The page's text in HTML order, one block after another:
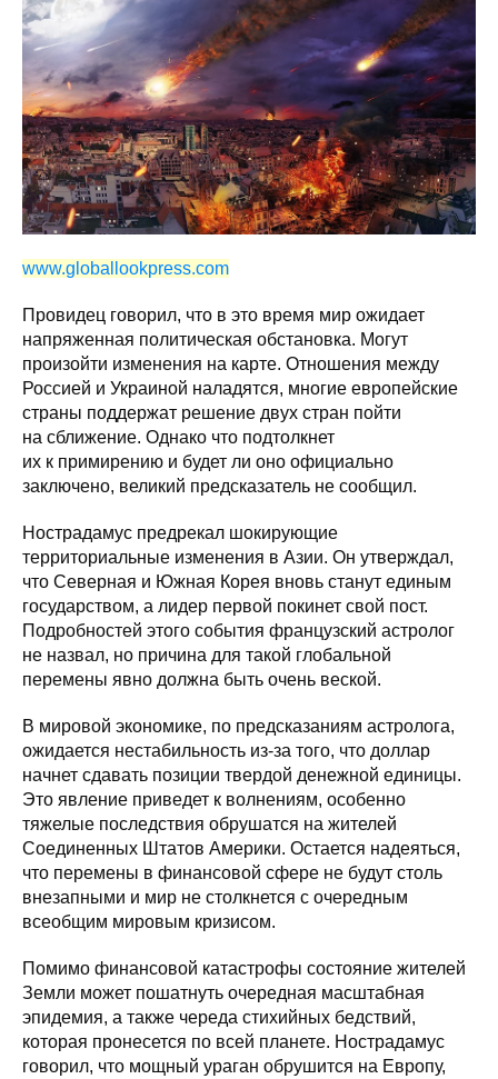
www.globallookpress.com
Провидец говорил, что в это время мир ожидает
напряженная политическая обстановка. Могут
произойти изменения на карте. Отношения между
Россией и Украиной наладятся, многие европейские
страны поддержат решение двух стран пойти
на сближение. Однако что подтолкнет
их к примирению и будет ли оно официально
заключено, великий предсказатель не сообщил.
Нострадамус предрекал шокирующие
территориальные изменения в Азии. Он утверждал,
что Северная и Южная Корея вновь станут единым
государством, а лидер первой покинет свой пост.
Подробностей этого события французский астролог
не назвал, но причина для такой глобальной
перемены явно должна быть очень веской.
В мировой экономике, по предсказаниям астролога,
ожидается нестабильность из-за того, что доллар
начнет сдавать позиции твердой денежной единицы.
Это явление приведет к волнениям, особенно
тяжелые последствия обрушатся на жителей
Соединенных Штатов Америки. Остается надеяться,
что перемены в финансовой сфере не будут столь
внезапными и мир не столкнется с очередным
всеобщим мировым кризисом.
Помимо финансовой катастрофы состояние жителей
Земли может пошатнуть очередная масштабная
эпидемия, а также череда стихийных бедствий,
которая пронесется по всей планете. Нострадамус
говорил, что мощный ураган обрушится на Европу,